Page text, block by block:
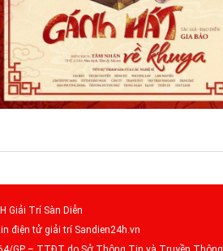
Giải Trí Sàn Diễn
điện tử giải trí Sandien24h.vn